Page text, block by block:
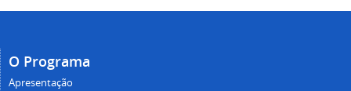
O Programa
Apresentação